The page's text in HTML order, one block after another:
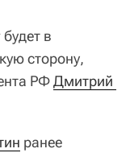
в
сторону,
РФДмитрий
ранее